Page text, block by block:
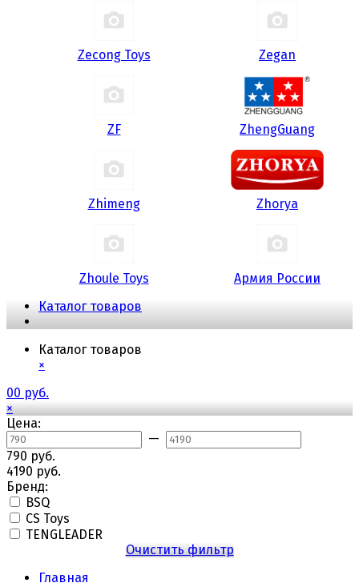
Zecong Toys Zegan
ZF ZhengGuang
Zhimeng Zhorya
Zhoule Toys
Армия России
Каталог товаров
Каталог товаров
×
00 руб.
×
Цена:
—
790 руб.
4190 руб.
Бренд:
BSQ
CS Toys
TENGLEADER
Очистить фильтр
Главная